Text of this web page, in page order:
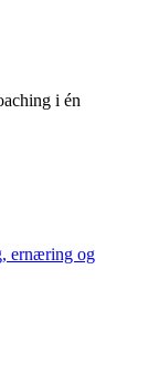
i én
ernæring og